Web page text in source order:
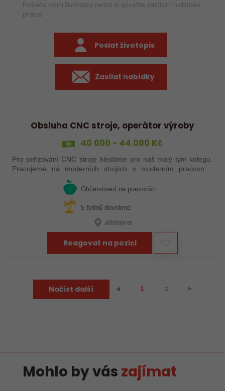
Pošlete nám životopis nebo si spusťte zasílání nabídek
práce
Poslat životopis
Zasílat nabídky
Obsluha CNC stroje, operátor výroby
40 000 - 44 000 Kč
Pro seřizování CNC stroje hledáme pro náš malý tým kolegu.
Pracujeme na moderních strojích v moderním pracovním
prostředí. Pracovistě u Jihlavy.
Občerstvení na pracovišti
5 týdnů dovolené
Jihlava
Reagovat na pozici
Načíst další ⯇ 1 2 ⯈
Mohlo by vás zajímat